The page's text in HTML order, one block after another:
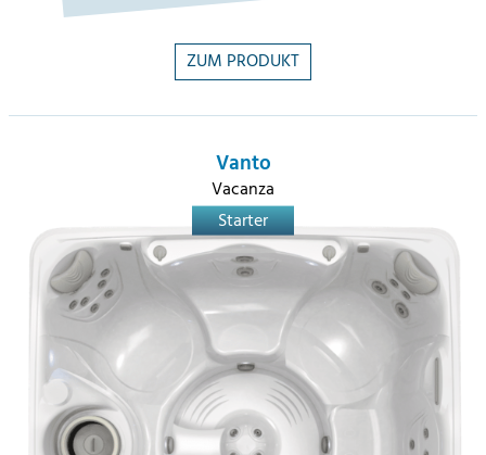
ZUM PRODUKT
Vanto
Vacanza
Starter